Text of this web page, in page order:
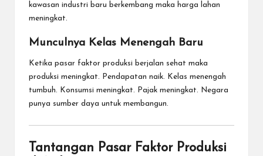
kawasan industri baru berkembang maka harga lahan
meningkat.
Munculnya Kelas Menengah Baru
Ketika pasar faktor produksi berjalan sehat maka
produksi meningkat. Pendapatan naik. Kelas menengah
tumbuh. Konsumsi meningkat. Pajak meningkat. Negara
punya sumber daya untuk membangun.
Tantangan Pasar Faktor Produksi